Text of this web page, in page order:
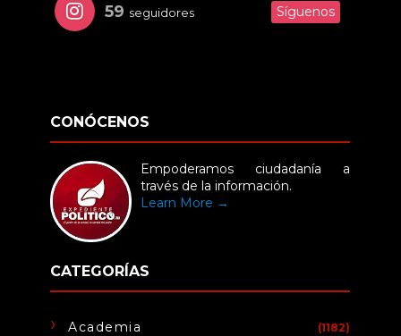
59 seguidores Síguenos
CONÓCENOS
Empoderamos ciudadanía a
través de la información.
Learn More →
CATEGORÍAS
Academia (1182)